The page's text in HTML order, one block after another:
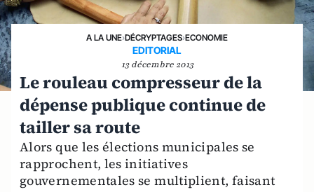
A LA UNE›DÉCRYPTAGES›ECONOMIE
EDITORIAL
13 décembre 2013
Le rouleau compresseur de la
dépense publique continue de
tailler sa route
Alors que les élections municipales se
rapprochent, les initiatives
gouvernementales se multiplient, faisant